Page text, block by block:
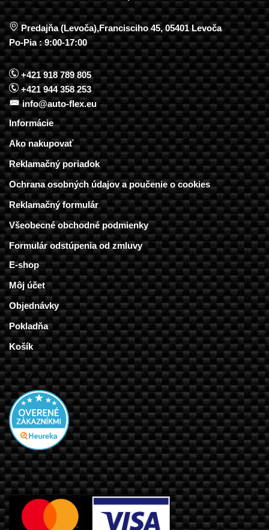
Predajňa (Levoča),Francisciho 45, 05401 Levoča
Po-Pia : 9:00-17:00
+421 918 789 805
+421 944 358 253
info@auto-flex.eu
Informácie
Ako nakupovať
Reklamačný poriadok
Ochrana osobných údajov a poučenie o cookies
Reklamačný formulár
Všeobecné obchodné podmienky
Formulár odstúpenia od zmluvy
E-shop
Môj účet
Objednávky
Pokladňa
Košík